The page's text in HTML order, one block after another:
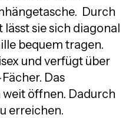
Durch
sie sich diagonal
bequem tragen.
und verfügt über
Das
öffnen. Dadurch
erreichen.